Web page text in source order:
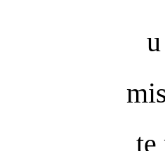
te